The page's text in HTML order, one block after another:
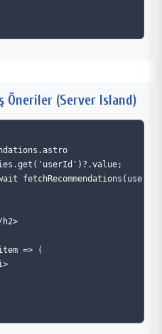
Öneriler (Server Island)
h2>
=> (